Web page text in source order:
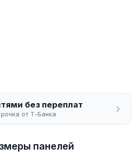
без переплат
от Т-Банка
панелей